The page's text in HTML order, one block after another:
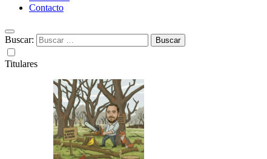
Contacto
Buscar:
Titulares